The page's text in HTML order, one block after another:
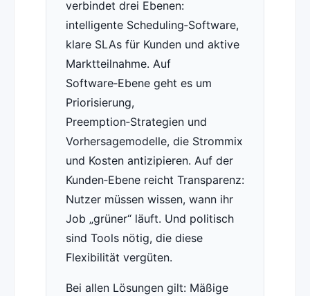
verbindet drei Ebenen:
intelligente Scheduling‑Software,
klare SLAs für Kunden und aktive
Marktteilnahme. Auf
Software‑Ebene geht es um
Priorisierung,
Preemption‑Strategien und
Vorhersagemodelle, die Strommix
und Kosten antizipieren. Auf der
Kunden‑Ebene reicht Transparenz:
Nutzer müssen wissen, wann ihr
Job „grüner“ läuft. Und politisch
sind Tools nötig, die diese
Flexibilität vergüten.
Bei allen Lösungen gilt: Mäßige